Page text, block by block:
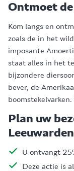
Ontmoet
Kom langs en
zoals de in het
imposante
staat alles in het
bijzondere
bever, de
Plan uw
Leeuwarden
U ontvangt
Deze actie is